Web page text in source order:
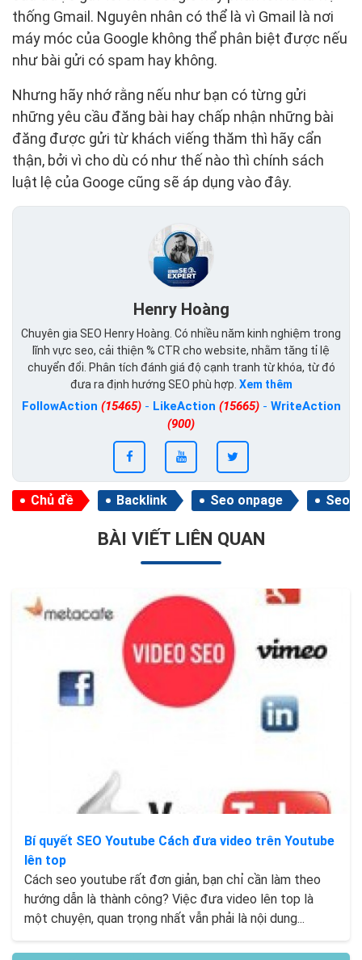
thống Gmail. Nguyên nhân có thể là vì Gmail là nơi
máy móc của Google không thể phân biệt được nếu
như bài gửi có spam hay không.
Nhưng hãy nhớ rằng nếu như bạn có từng gửi
những yêu cầu đăng bài hay chấp nhận những bài
đăng được gửi từ khách viếng thăm thì hãy cẩn
thận, bởi vì cho dù có như thế nào thì chính sách
luật lệ của Googe cũng sẽ áp dụng vào đây.
Henry Hoàng
Chuyên gia SEO Henry Hoàng. Có nhiều năm kinh nghiệm trong
lĩnh vực seo, cải thiện % CTR cho website, nhằm tăng tỉ lệ
chuyển đổi. Phân tích đánh giá độ cạnh tranh từ khóa, từ đó
đưa ra định hướng SEO phù hợp. Xem thêm
FollowAction (15465)- LikeAction (15665)- WriteAction
(900)
Chủ đề Backlink Seo onpage Seo
BÀI VIẾT LIÊN QUAN
Bí quyết SEO Youtube Cách đưa video trên Youtube
lên top
Cách seo youtube rất đơn giản, bạn chỉ cần làm theo
hướng dẫn là thành công? Việc đưa video lên top là
một chuyện, quan trọng nhất vẫn phải là nội dung...